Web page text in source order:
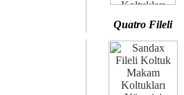
Quatro Fileli